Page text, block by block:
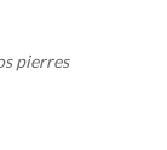
pierres